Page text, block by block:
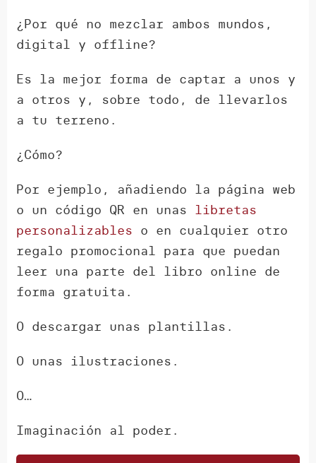
¿Por qué no mezclar ambos mundos,
digital y offline?
Es la mejor forma de captar a unos y
a otros y, sobre todo, de llevarlos
a tu terreno.
¿Cómo?
Por ejemplo, añadiendo la página web
o un código QR en unas libretas
personalizables o en cualquier otro
regalo promocional para que puedan
leer una parte del libro online de
forma gratuita.
O descargar unas plantillas.
O unas ilustraciones.
O…
Imaginación al poder.